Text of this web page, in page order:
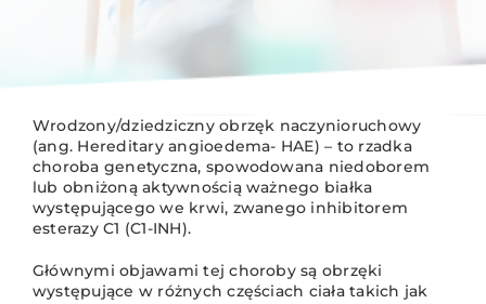
Wrodzony/dziedziczny obrzęk naczynioruchowy
(ang. Hereditary angioedema- HAE) – to rzadka
choroba genetyczna, spowodowana niedoborem
lub obniżoną aktywnością ważnego białka
występującego we krwi, zwanego inhibitorem
esterazy C1 (C1-INH).
Głównymi objawami tej choroby są obrzęki
występujące w różnych częściach ciała takich jak